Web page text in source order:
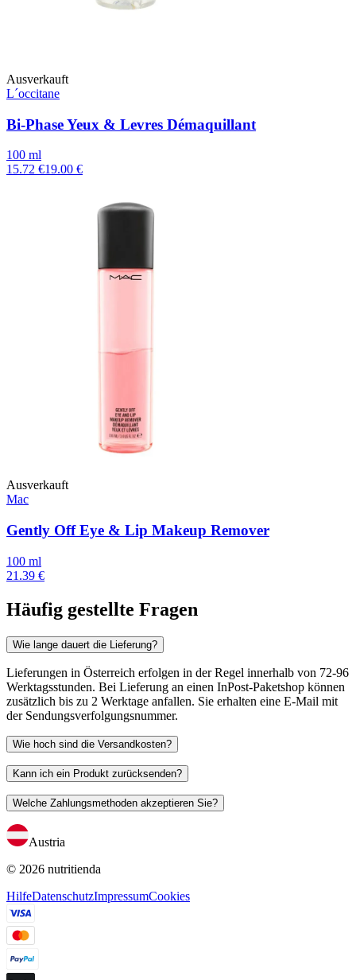
Ausverkauft
L´occitane
Bi-Phase Yeux & Levres Démaquillant
100 ml
15.72 €19.00 €
Ausverkauft
Mac
Gently Off Eye & Lip Makeup Remover
100 ml
21.39 €
Häufig gestellte Fragen
Wie lange dauert die Lieferung?
Lieferungen in Österreich erfolgen in der Regel innerhalb von 72-96
Werktagsstunden. Bei Lieferung an einen InPost-Paketshop können
zusätzlich bis zu 2 Werktage anfallen. Sie erhalten eine E-Mail mit
der Sendungsverfolgungsnummer.
Wie hoch sind die Versandkosten?
Kann ich ein Produkt zurücksenden?
Welche Zahlungsmethoden akzeptieren Sie?
Austria
© 2026 nutritienda
HilfeDatenschutzImpressumCookies